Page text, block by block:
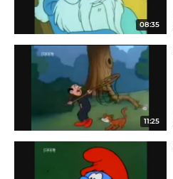
08:35
11:25